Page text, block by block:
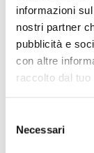
informazioni
nostri partner
pubblicità e
con altre
raccolto dal
delNecessari
Lezione di Yoga
Ideale farlo di
Per saperne di